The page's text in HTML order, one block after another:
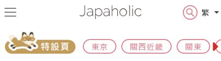
繁
東京 關西近畿 關東